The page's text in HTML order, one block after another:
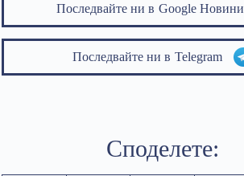
Последвайте ни в Google Новини
Последвайте ни в Telegram
Споделете: